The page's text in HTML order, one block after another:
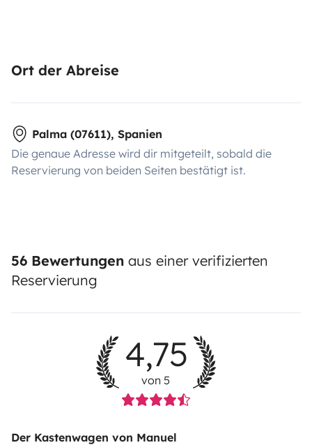
Ort der Abreise
Palma (07611), Spanien
Die genaue Adresse wird dir mitgeteilt, sobald die
Reservierung von beiden Seiten bestätigt ist.
56 Bewertungen aus einer verifizierten
Reservierung
4,75
von 5
Der Kastenwagen von Manuel